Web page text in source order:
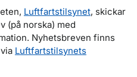
Luftfartstilsynet, skickar
(på norska) med
Nyhetsbreven finns
Luftfartstilsynets